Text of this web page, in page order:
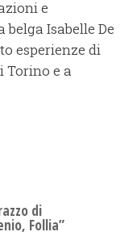
e
Isabelle De
esperienze di
Torino e a
di
Follia”